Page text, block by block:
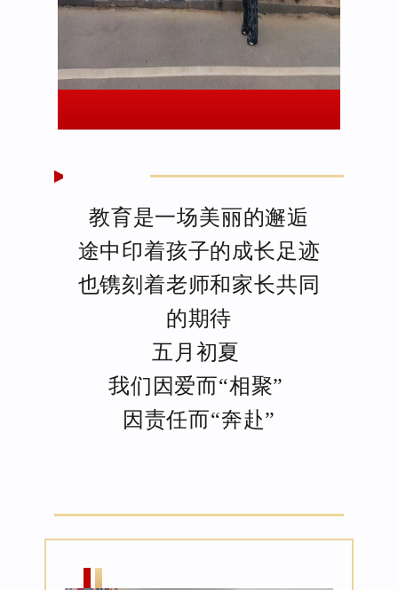
教育是一场美丽的邂逅
途中印着孩子的成长足迹
也镌刻着老师和家长共同
的期待
五月初夏
我们因爱而“相聚”
因责任而“奔赴”